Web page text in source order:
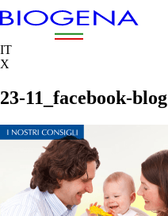
IT
X
23-11_facebook-blog